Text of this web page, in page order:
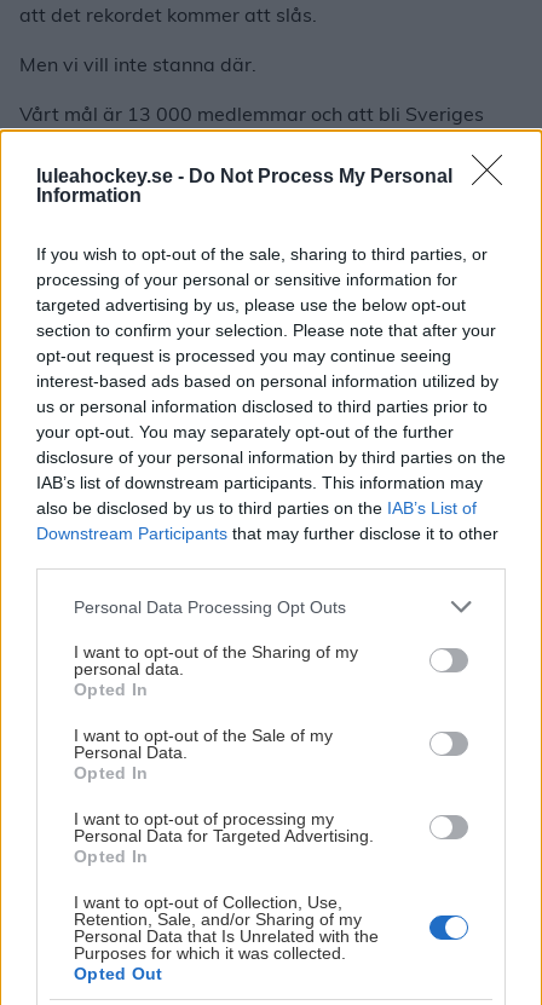
luleahockey.se - Do Not Process My Personal
Information
If you wish to opt-out of the sale, sharing to third parties, or
processing of your personal or sensitive information for
targeted advertising by us, please use the below opt-out
section to confirm your selection. Please note that after your
opt-out request is processed you may continue seeing
interest-based ads based on personal information utilized by
us or personal information disclosed to third parties prior to
your opt-out. You may separately opt-out of the further
disclosure of your personal information by third parties on the
IAB’s list of downstream participants. This information may
also be disclosed by us to third parties on the IAB’s List of
Downstream Participants that may further disclose it to other
Please note that this website/app uses one or more Google
not limited to your visit or usage behaviour. You may click to
grant or deny consent to Google and its third-party tags to
use your data for below specified purposes in below Google
consent section.
Personal Data Processing Opt Outs
I want to opt-out of the Sharing of my
personal data.
Opted In
I want to opt-out of the Sale of my
Personal Data.
Opted In
I want to opt-out of processing my
Personal Data for Targeted Advertising.
Opted In
I want to opt-out of Collection, Use,
Retention, Sale, and/or Sharing of my
Personal Data that Is Unrelated with the
Purposes for which it was collected.
Opted Out
att det rekordet kommer att slås.
Men vi vill inte stanna där.
Vårt mål är 13 000 medlemmar och att bli Sveriges
Det är ett mål vi bara kan nå tillsammans.
Biljettsläppet närmar sig
Redan den 28 augusti öppnar biljettsläppet för dig som
är medlem i Luleå Hockey.
Biljetterna släpps sedan till allmänheten den 31
Som medlem har du alltid förtur till biljetterna, vilket
ger dig de bästa möjligheterna att säkra plats till
säsongens mest efterfrågade matcher.
Ny medlemsförmån – 10 % rabatt i
webbshoppen
Som medlem får du nu även 10 % rabatt på ordinarie
priser i Luleå Hockeys webbshop.
Så aktiverar du rabatten:
Logga in eller skapa ett konto i webbshoppen.
postadress som du har registrerad på
medlemskapet.
Välj ett lösenord.
Bekräfta kontot via aktiveringsmejlet.
När du är inloggad dras rabatten automatiskt i kassan
på ordinarie priser.